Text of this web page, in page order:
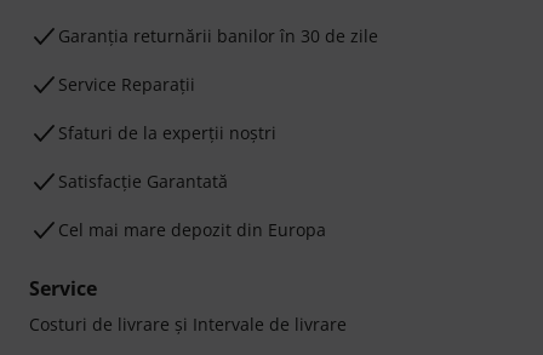
Garanţia returnării banilor în 30 de zile
Service Reparații
Sfaturi de la experții noștri
Satisfacție Garantată
Cel mai mare depozit din Europa
Service
Costuri de livrare şi Intervale de livrare